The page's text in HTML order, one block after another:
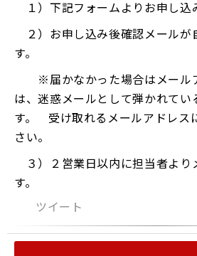
１）下記フォームよりお申し込
２）お申し込み後確認メールが
す。
※届かなかった場合はメール
は、迷惑メールとして弾かれてい
す。 受け取れるメールアドレス
さい。
３）２営業日以内に担当者より
す。
ツイート